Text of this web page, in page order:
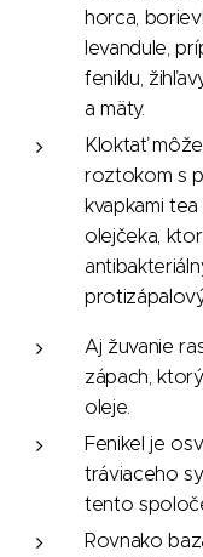
horca,
levandule,
feniklu,
a mäty.
Kloktať
roztokom s
kvapkami
olejčeka,
Aj žuvanie
zápach,
oleje.
Fenikel je
tráviaceho
tento
Rovnako